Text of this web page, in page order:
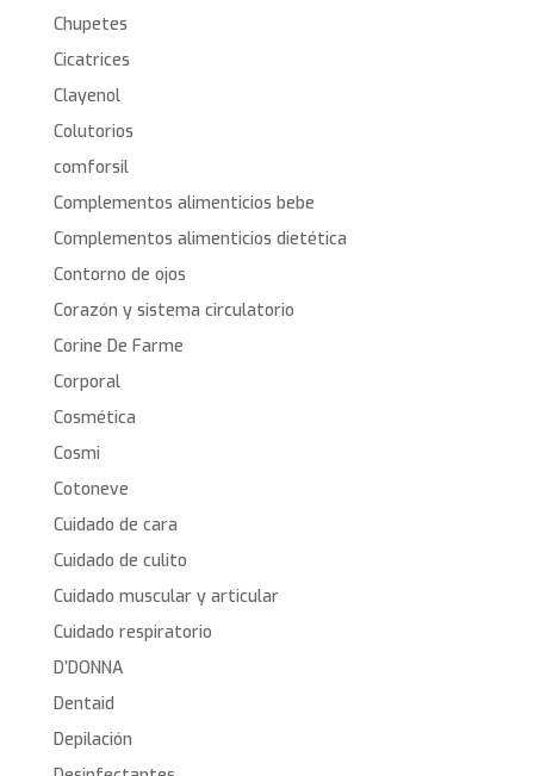
Chupetes
Cicatrices
Clayenol
Colutorios
comforsil
Complementos alimenticios bebe
Complementos alimenticios dietética
Contorno de ojos
Corazón y sistema circulatorio
Corine De Farme
Corporal
Cosmética
Cosmi
Cotoneve
Cuidado de cara
Cuidado de culito
Cuidado muscular y articular
Cuidado respiratorio
D’DONNA
Dentaid
Depilación